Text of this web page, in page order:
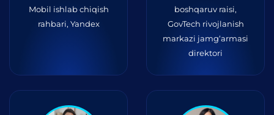
Mobil ishlab chiqish
rahbari, Yandex
boshqaruv raisi,
GovTech rivojlanish
markazi jamg‘armasi
direktori